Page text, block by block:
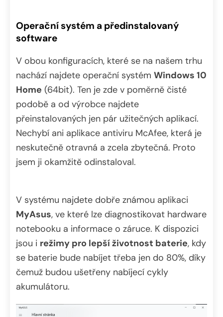
Operační systém a předinstalovaný
software
V obou konfiguracích, které se na našem trhu
nachází najdete operační systém Windows 10
Home (64bit). Ten je zde v poměrně čisté
podobě a od výrobce najdete
přeinstalovaných jen pár užitečných aplikací.
Nechybí ani aplikace antiviru McAfee, která je
neskutečně otravná a zcela zbytečná. Proto
jsem ji okamžitě odinstaloval.
V systému najdete dobře známou aplikaci
MyAsus, ve které lze diagnostikovat hardware
notebooku a informace o záruce. K dispozici
jsou i režimy pro lepší životnost baterie, kdy
se baterie bude nabíjet třeba jen do 80%, díky
čemuž budou ušetřeny nabíjecí cykly
akumulátoru.